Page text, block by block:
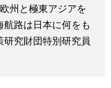
州と極東アジアを
路は日本に何をも
究財団特別研究員